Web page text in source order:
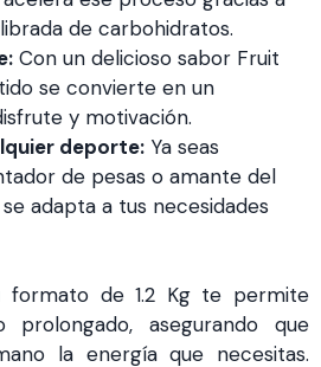
de carbohidratos.
Con un delicioso sabor Fruit
se convierte en un
y motivación.
deporte: Ya seas
de pesas o amante del
adapta a tus necesidades
formato de 1.2 Kg te permite
prolongado, asegurando que
la energía que necesitas.